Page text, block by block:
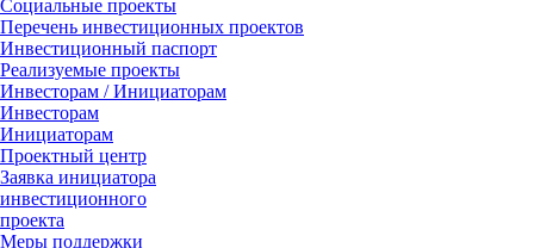
Социальные проекты
Перечень инвестиционных проектов
Инвестиционный паспорт
Реализуемые проекты
Инвесторам / Инициаторам
Инвесторам
Инициаторам
Проектный центр
Заявка инициатора
инвестиционного
проекта
Меры поддержки